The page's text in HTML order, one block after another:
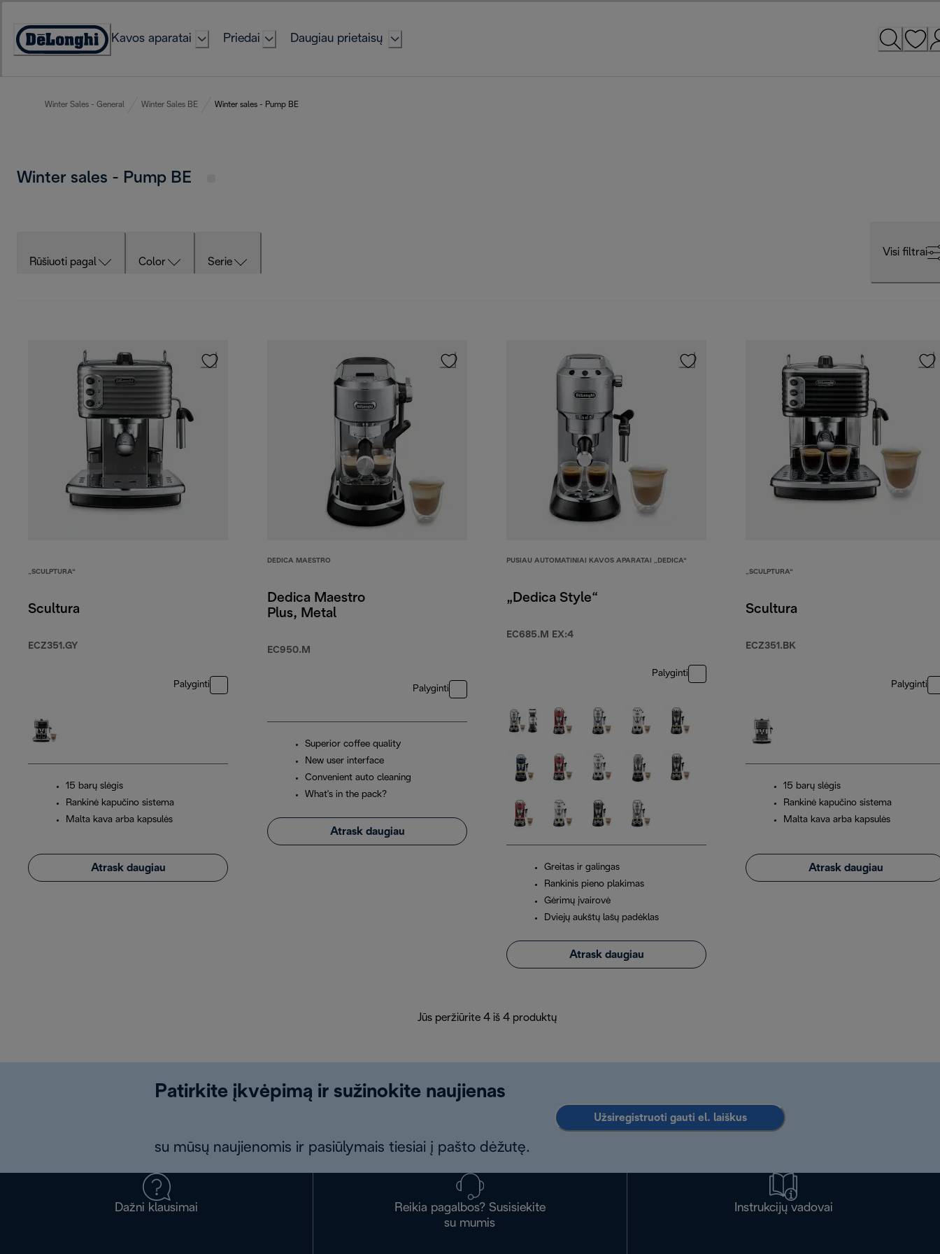
Content
Accessibility
Kavos aparatai Priedai Daugiau prietaisų
Winter Sales - General Winter Sales BE Winter sales - Pump BE
Winter sales - Pump BE
Rūšiuoti pagal Color Serie
Visi filtrai
„SCULPTURA“
Scultura
ECZ351.GY
Palyginti
15 barų slėgis
Rankinė kapučino sistema
Malta kava arba kapsulės
Atrask daugiau
DEDICA MAESTRO
Dedica Maestro
Plus, Metal
EC950.M
Palyginti
Superior coffee quality
New user interface
Convenient auto cleaning
What's in the pack?
Atrask daugiau
PUSIAU AUTOMATINIAI KAVOS APARATAI „DEDICA“
„Dedica Style“
EC685.M EX:4
Palyginti
Greitas ir galingas
Rankinis pieno plakimas
Gėrimų įvairovė
Dviejų aukštų lašų padėklas
Atrask daugiau
„SCULPTURA“
Scultura
ECZ351.BK
Palyginti
15 barų slėgis
Rankinė kapučino sistema
Malta kava arba kapsulės
Atrask daugiau
Jūs peržiūrite 4 iš 4 produktų
Patirkite įkvėpimą ir sužinokite naujienas
su mūsų naujienomis ir pasiūlymais tiesiai į pašto dėžutę.
Užsiregistruoti gauti el. laiškus
Dažni klausimai
Reikia pagalbos? Susisiekite
su mumis
Instrukcijų vadovai